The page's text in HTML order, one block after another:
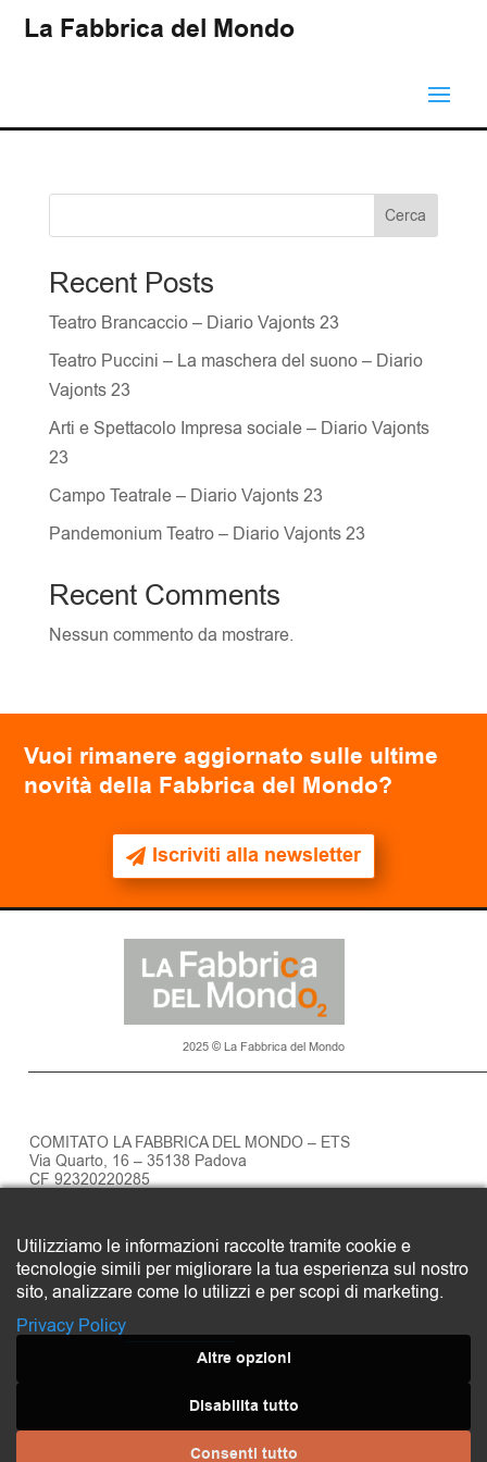
La Fabbrica del Mondo
Cerca
Recent Posts
Teatro Brancaccio – Diario Vajonts 23
Teatro Puccini – La maschera del suono – Diario
Vajonts 23
Arti e Spettacolo Impresa sociale – Diario Vajonts
23
Campo Teatrale – Diario Vajonts 23
Pandemonium Teatro – Diario Vajonts 23
Recent Comments
Nessun commento da mostrare.
Vuoi rimanere aggiornato sulle ultime
novità della Fabbrica del Mondo?
Iscriviti alla newsletter
2025 © La Fabbrica del Mondo
COMITATO LA FABBRICA DEL MONDO – ETS
Via Quarto, 16 – 35138 Padova
CF 92320220285
SOSTIENI LA FABBRICA DEL MONDO
Clicca qui
Utilizziamo le informazioni raccolte tramite cookie e
tecnologie simili per migliorare la tua esperienza sul nostro
sito, analizzare come lo utilizzi e per scopi di marketing.
Privacy Policy
Altre opzioni
Disabilita tutto
Consenti tutto